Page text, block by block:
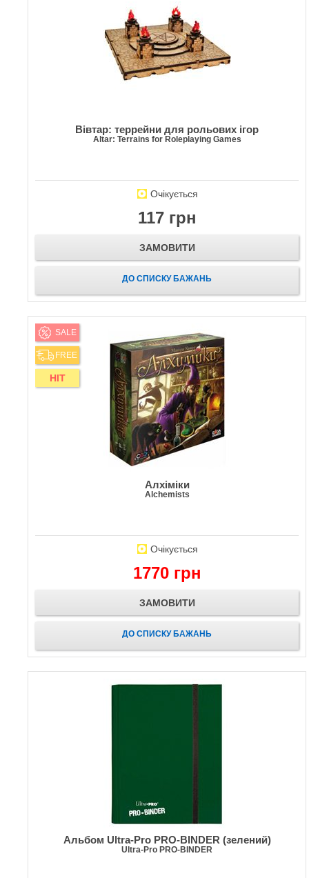
Вівтар: террейни для рольових ігор
Altar: Terrains for Roleplaying Games
Очікується
117 грн
ЗАМОВИТИ
ДО СПИСКУ БАЖАНЬ
SALE
FREE
HIT
Алхіміки
Alchemists
Очікується
1770 грн
ЗАМОВИТИ
ДО СПИСКУ БАЖАНЬ
Альбом Ultra-Pro PRO-BINDER (зелений)
Ultra-Pro PRO-BINDER